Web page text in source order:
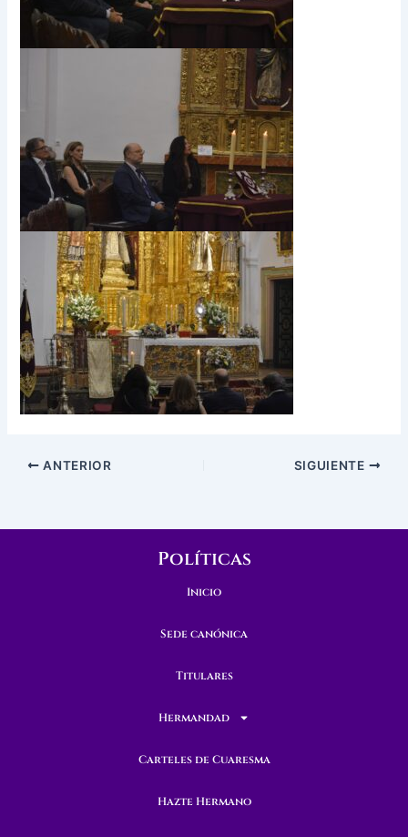
ANTERIOR SIGUIENTE
Políticas
Inicio
Sede canónica
Titulares
Hermandad
Carteles de Cuaresma
Hazte Hermano